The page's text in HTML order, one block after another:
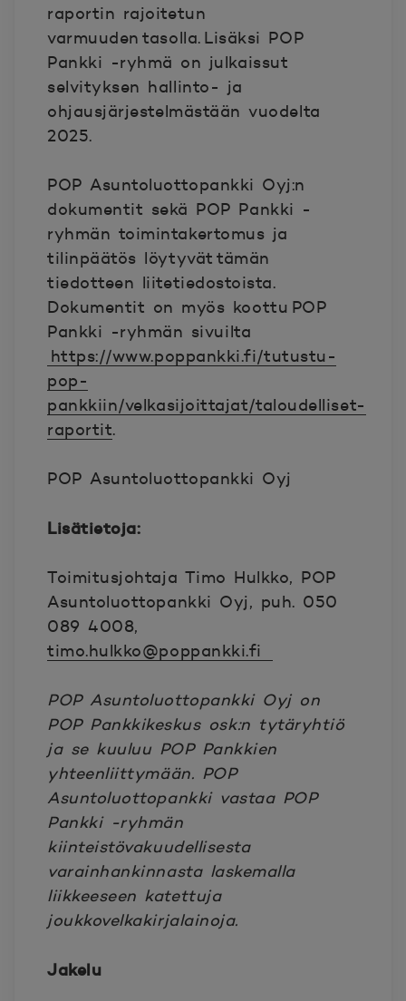
raportin rajoitetun
varmuuden tasolla. Lisäksi POP
Pankki -ryhmä on julkaissut
selvityksen hallinto- ja
ohjausjärjestelmästään vuodelta
2025.
POP Asuntoluottopankki Oyj:n
dokumentit sekä POP Pankki -
ryhmän toimintakertomus ja
tilinpäätös löytyvät tämän
tiedotteen liitetiedostoista.
Dokumentit on myös koottu POP
Pankki -ryhmän sivuilta
https://www.poppankki.fi/tutustu-
pop-
pankkiin/velkasijoittajat/taloudelliset-
raportit.
POP Asuntoluottopankki Oyj
Lisätietoja:
Toimitusjohtaja Timo Hulkko, POP
Asuntoluottopankki Oyj, puh. 050
089 4008,
timo.hulkko@poppankki.fi
POP Asuntoluottopankki Oyj on
POP Pankkikeskus osk:n tytäryhtiö
ja se kuuluu POP Pankkien
yhteenliittymään. POP
Asuntoluottopankki vastaa POP
Pankki -ryhmän
kiinteistövakuudellisesta
varainhankinnasta laskemalla
liikkeeseen katettuja
joukkovelkakirjalainoja.
Jakelu